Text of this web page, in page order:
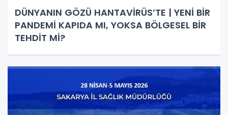
DÜNYANIN GÖZÜ HANTAVİRÜS’TE | YENİ BİR
PANDEMİ KAPIDA MI, YOKSA BÖLGESEL BİR
TEHDİT Mİ?